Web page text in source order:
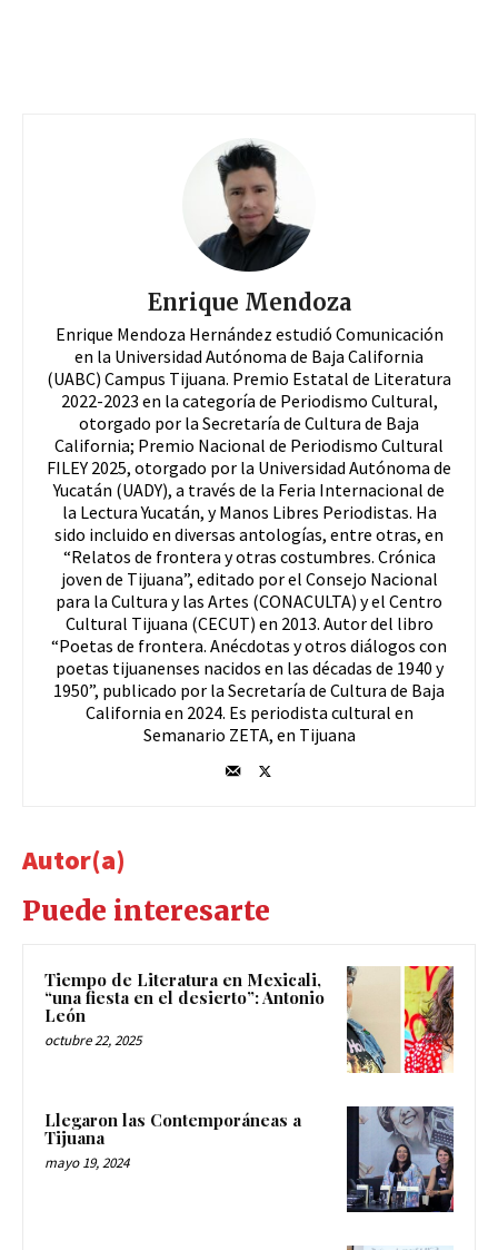
Enrique Mendoza
Enrique Mendoza Hernández estudió Comunicación
en la Universidad Autónoma de Baja California
(UABC) Campus Tijuana. Premio Estatal de Literatura
2022-2023 en la categoría de Periodismo Cultural,
otorgado por la Secretaría de Cultura de Baja
California; Premio Nacional de Periodismo Cultural
FILEY 2025, otorgado por la Universidad Autónoma de
Yucatán (UADY), a través de la Feria Internacional de
la Lectura Yucatán, y Manos Libres Periodistas. Ha
sido incluido en diversas antologías, entre otras, en
“Relatos de frontera y otras costumbres. Crónica
joven de Tijuana”, editado por el Consejo Nacional
para la Cultura y las Artes (CONACULTA) y el Centro
Cultural Tijuana (CECUT) en 2013. Autor del libro
“Poetas de frontera. Anécdotas y otros diálogos con
poetas tijuanenses nacidos en las décadas de 1940 y
1950”, publicado por la Secretaría de Cultura de Baja
California en 2024. Es periodista cultural en
Semanario ZETA, en Tijuana
Autor(a)
Puede interesarte
Tiempo de Literatura en Mexicali,
“una fiesta en el desierto”: Antonio
León
octubre 22, 2025
Llegaron las Contemporáneas a
Tijuana
mayo 19, 2024